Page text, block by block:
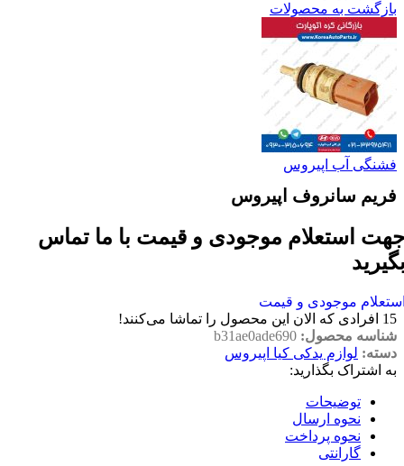
بازگشت به محصولات
فشنگی آب اپیروس
فریم سانروف اپیروس
استعلام موجودی و قیمت با ما تماس
موجودی و قیمت
15 افرادی که الان این محصول را تماشا می‌کنند!
شناسه محصول: b31ae0ade690
دسته: لوازم یدکی کیا اپیروس
به اشتراک بگذارید:
توضیحات
نحوه ارسال
نحوه پرداخت
گارانتی